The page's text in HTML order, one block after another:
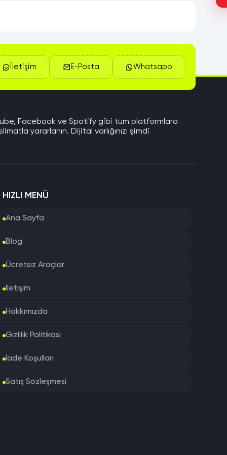
İletişim E-Posta Whatsapp
Facebook ve Spotify gibi tüm platformlara
yararlanın. Dijital varlığınızı şimdi
HIZLI MENÜ
Ana Sayfa
Blog
Ücretsiz Araçlar
İletişim
Hakkımızda
Gizlilik Politikası
İade Koşulları
Satış Sözleşmesi